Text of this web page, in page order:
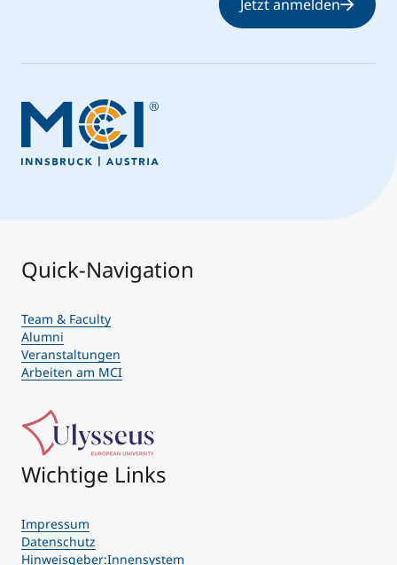
Jetzt anmelden
Quick-Navigation
Team & Faculty
Alumni
Veranstaltungen
Arbeiten am MCI
Wichtige Links
Impressum
Datenschutz
Hinweisgeber:Innensystem